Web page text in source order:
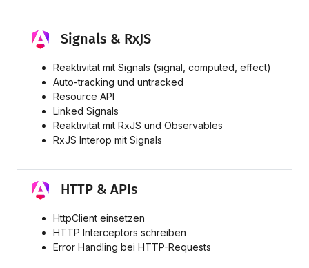
Signals & RxJS
Reaktivität mit Signals (signal, computed, effect)
Auto-tracking und untracked
Resource API
Linked Signals
Reaktivität mit RxJS und Observables
RxJS Interop mit Signals
HTTP & APIs
HttpClient einsetzen
HTTP Interceptors schreiben
Error Handling bei HTTP-Requests